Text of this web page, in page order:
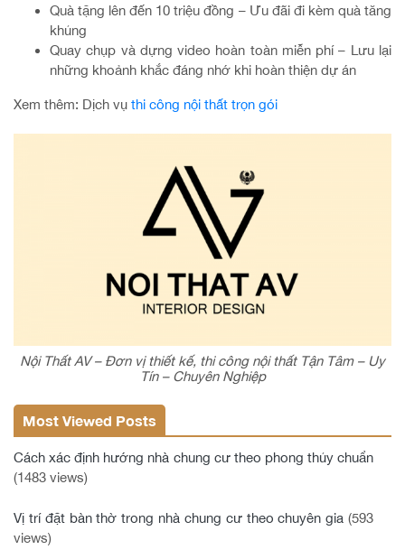
Quà tặng lên đến 10 triệu đồng – Ưu đãi đi kèm quà tăng
khủng
Quay chụp và dựng video hoàn toàn miễn phí – Lưu lại
những khoảnh khắc đáng nhớ khi hoàn thiện dự án
Xem thêm: Dịch vụ thi công nội thất trọn gói
Nội Thất AV – Đơn vị thiết kế, thi công nội thất Tận Tâm – Uy
Tín – Chuyên Nghiệp
Most Viewed Posts
Cách xác định hướng nhà chung cư theo phong thủy chuẩn
(1483 views)
Vị trí đặt bàn thờ trong nhà chung cư theo chuyên gia (593
views)